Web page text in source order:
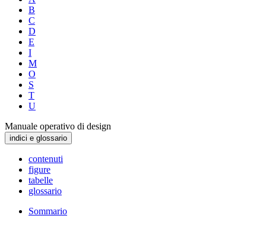
B
C
D
E
I
M
O
S
T
U
Manuale operativo di design
indici e glossario
contenuti
figure
tabelle
glossario
Sommario